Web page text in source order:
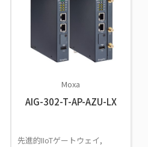
Moxa
AIG-302-T-AP-AZU-LX
先進的IIoTゲートウェイ,